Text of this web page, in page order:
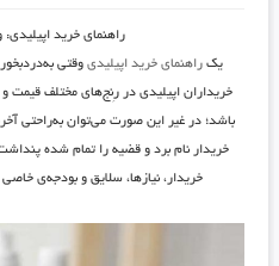
راهنمای خرید
یکراهنمای خرید اپیلیدی وقتی
خریداران اپیلیدی در رِنج‌های مختلف قیمت و
باشد؛ در غیر این صورت می‌توان به‌راحتی
خریدار نام برد و قضیه را تمام شده
خریدار، نیازها، سلایق و بودجه‌ی خاصی